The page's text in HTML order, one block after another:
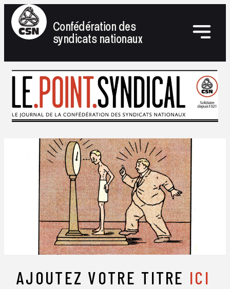
Confédération des
syndicats nationaux
AJOUTEZ VOTRE TITRE ICI